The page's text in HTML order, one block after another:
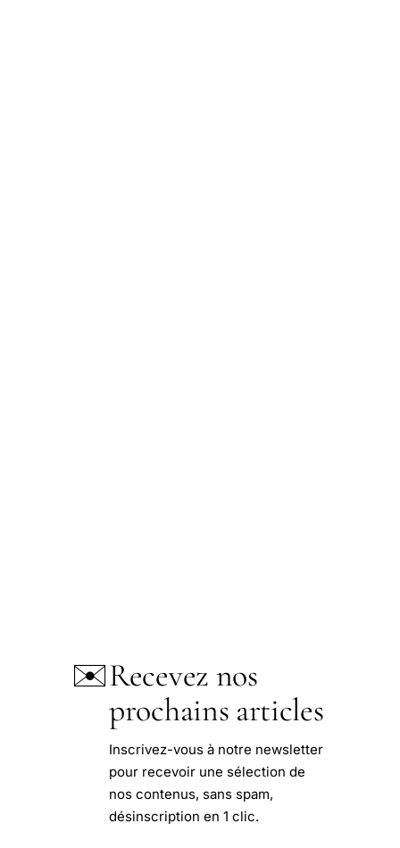
✉️Recevez nos
prochains articles
Inscrivez-vous à notre newsletter
pour recevoir une sélection de
nos contenus, sans spam,
désinscription en 1 clic.